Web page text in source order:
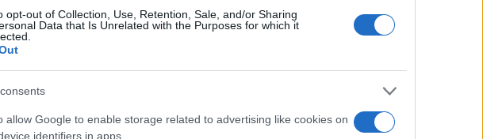
opt-out of Collection, Use, Retention, Sale, and/or Sharing
Data that Is Unrelated with the Purposes for which it
allow Google to enable storage related to advertising like cookies on
identifiers in apps.
kell majd erre.
chip odapirít majd rendesen
beállítások mellett, 2x upscaling használatával átlagosan 44%-kal
tartós fogyasztást hasonlítottak 30 watthoz. Ennél érdekesebb,